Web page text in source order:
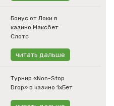
Бонус от Локи в
казино Максбет
Слотс
читать дальше
Турнир «Non-Stop
Drop» в казино 1хБет